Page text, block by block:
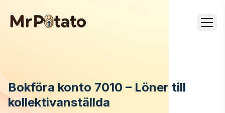
Bokföra konto 7010 – Löner till
kollektivanställda